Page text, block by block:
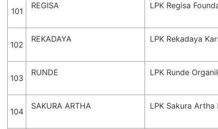
101
REGISA LPK Regisa
102
REKADAYA LPK Rekadaya
103
RUNDE LPK Runde
104
SAKURA ARTHA LPK Sakura Artha